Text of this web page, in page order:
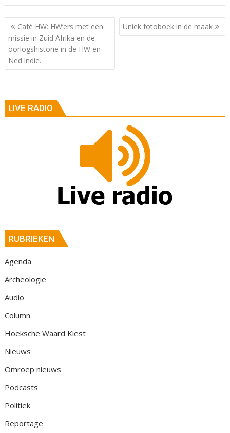
Berichtnavigatie
Café HW: HW’ers met een
missie in Zuid Afrika en de
oorlogshistorie in de HW en
Ned.Indie.
Uniek fotoboek in de maak
LIVE RADIO
RUBRIEKEN
Agenda
Archeologie
Audio
Column
Hoeksche Waard Kiest
Nieuws
Omroep nieuws
Podcasts
Politiek
Reportage